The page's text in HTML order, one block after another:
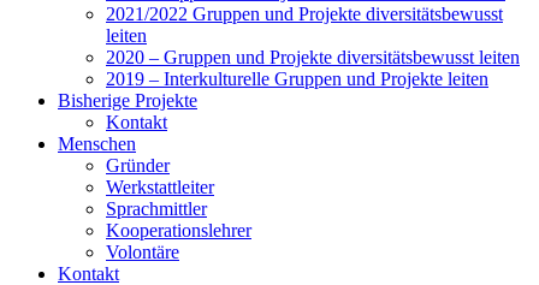
2021/2022 Gruppen und Projekte diversitätsbewusst
leiten
2020 – Gruppen und Projekte diversitätsbewusst leiten
2019 – Interkulturelle Gruppen und Projekte leiten
Bisherige Projekte
Kontakt
Menschen
Gründer
Werkstattleiter
Sprachmittler
Kooperationslehrer
Volontäre
Kontakt